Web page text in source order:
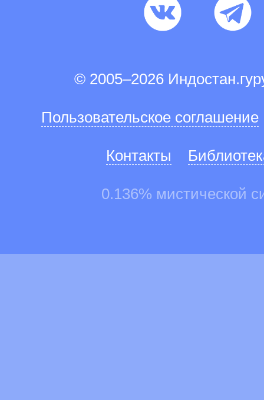
© 2005–2026
Пользовательское соглашение
Контакты
0.136% мистической